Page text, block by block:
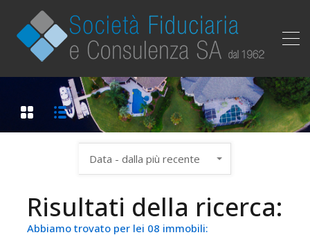
Risultati della ricerca:
Abbiamo trovato per lei 08 immobili:
Data - dalla più recente